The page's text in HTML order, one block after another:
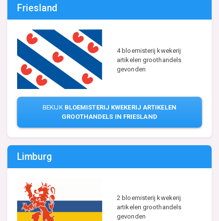
Friesland
4 bloemisterij kwekerij
artikelen groothandels
gevonden
BEKIJK BLOEMISTERIJ KWEKERIJ ARTIKELEN
GROOTHANDELS IN FRIESLAND
Limburg
2 bloemisterij kwekerij
artikelen groothandels
gevonden